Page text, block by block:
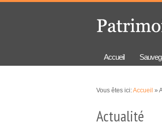
Accueil
Vous êtes ici:Accueil »
Actualité